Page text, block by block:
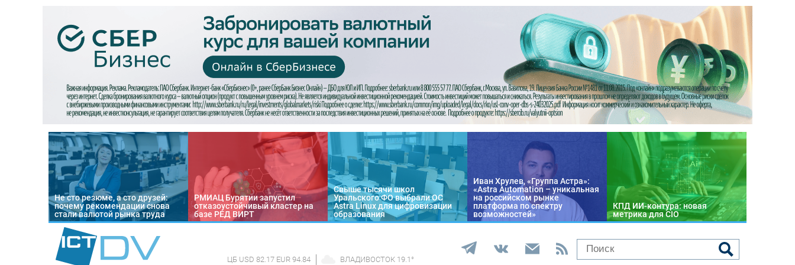
Не сто резюме, а сто друзей:
почему рекомендации снова
стали валютой рынка труда
РМИАЦ Бурятии запустил
отказоустойчивый кластер на
базе РЕД ВИРТ
Свыше тысячи школ
Уральского ФО выбрали ОС
Astra Linux для цифровизации
образования
Иван Хрулев, «Группа Астра»:
«Astra Automation – уникальная
на российском рынке
платформа по спектру
возможностей»
КПД ИИ-контура: новая
метрика для CIO
ЦБ USD 82.17 EUR 94.84 ВЛАДИВОСТОК 19.1 °